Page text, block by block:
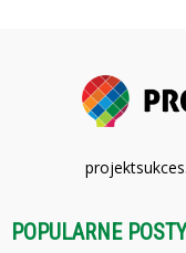
POPULARNE POSTY